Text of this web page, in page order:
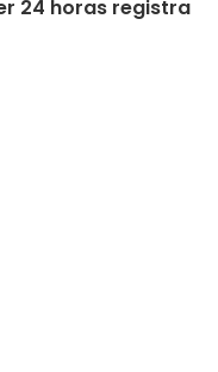
24 horas registra